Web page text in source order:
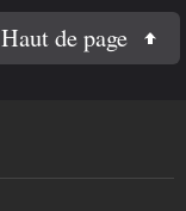
Haut de page